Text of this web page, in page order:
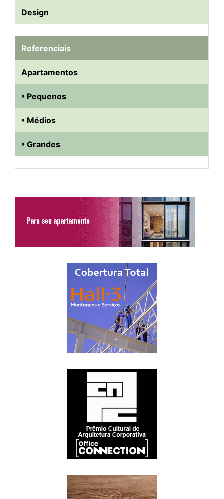
Design
Referenciais
Apartamentos
• Pequenos
• Médios
• Grandes